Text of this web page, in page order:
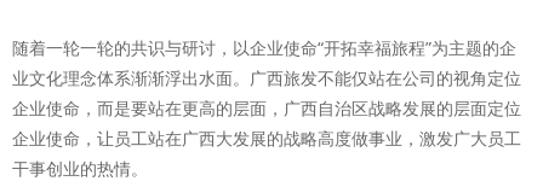
随着一轮一轮的共识与研讨，以企业使命“开拓幸福旅程”为主题的企
业文化理念体系渐渐浮出水面。广西旅发不能仅站在公司的视角定位
企业使命，而是要站在更高的层面，广西自治区战略发展的层面定位
企业使命，让员工站在广西大发展的战略高度做事业，激发广大员工
干事创业的热情。